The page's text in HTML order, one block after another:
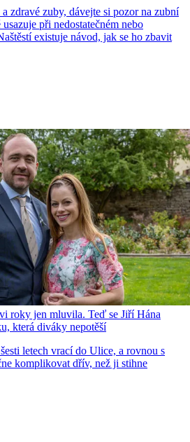
zdravé zuby, dávejte si pozor na zubní
při nedostatečném nebo
existuje návod, jak se ho zbavit
roky jen mluvila. Teď se Jiří Hána
která diváky nepotěší
letech vrací do Ulice, a rovnou s
komplikovat dřív, než ji stihne